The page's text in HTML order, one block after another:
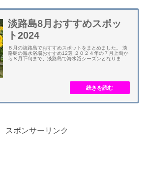
淡路島8月おすすめスポッ
ト2024
８月の淡路島でおすすめスポットをまとめました。 淡
路島の海水浴場おすすめ12選 ２０２４年の７月上旬か
ら８月下旬まで、淡路島で海水浴シーズンとなりま
スポンサーリンク